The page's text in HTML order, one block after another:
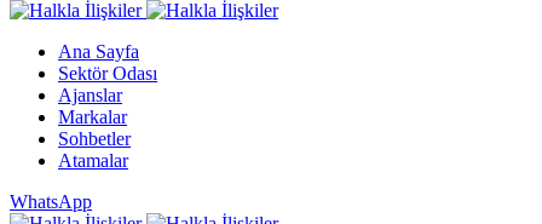
Ana Sayfa
Sektör Odası
Ajanslar
Markalar
Sohbetler
Atamalar
WhatsApp